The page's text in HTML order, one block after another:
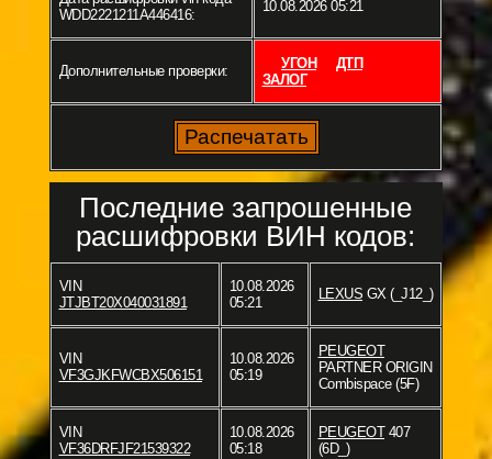
WDD2221211A446416:
10.08.2026 05:21
Дополнительные проверки: УГОН
ДТП
ЗАЛОГ
Последние запрошенные
расшифровки ВИН кодов:
VIN
JTJBT20X040031891
10.08.2026
05:21
LEXUS GX (_J12_)
VIN
VF3GJKFWCBX506151
10.08.2026
05:19
PEUGEOT
PARTNER ORIGIN
Combispace (5F)
VIN
VF36DRFJF21539322
10.08.2026
05:18
PEUGEOT407
(6D_)